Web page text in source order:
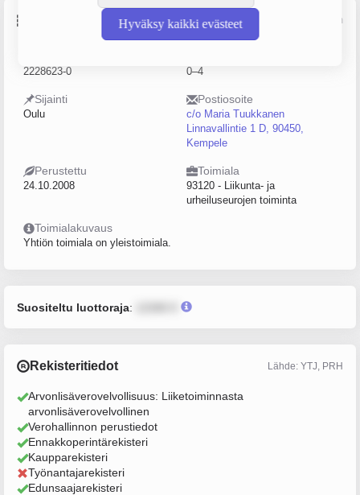
Hyväksy kaikki evästeetLähde: YTJ, PRH, Traficom
2228623-0 0–4
Sijainti
Oulu
Postiosoite
c/o Maria Tuukkanen
Linnavallintie 1 D, 90450,
Kempele
Perustettu
24.10.2008
Toimiala
93120 - Liikunta- ja
urheiluseurojen toiminta
Toimialakuvaus
Yhtiön toimiala on yleistoimiala.
Suositeltu luottoraja:
Rekisteritiedot Lähde: YTJ, PRH
Arvonlisäverovelvollisuus: Liiketoiminnasta
arvonlisäverovelvollinen
Verohallinnon perustiedot
Ennakkoperintärekisteri
Kaupparekisteri
Työnantajarekisteri
Edunsaajarekisteri